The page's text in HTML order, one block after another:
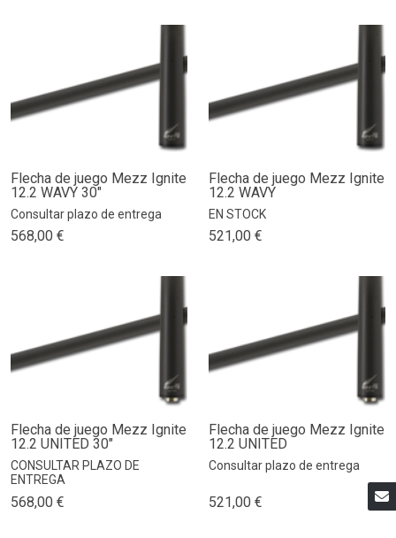
Flecha de juego Mezz Ignite
12.2 WAVY 30"
Consultar plazo de entrega
568,00 €
Flecha de juego Mezz Ignite
12.2 WAVY
EN STOCK
521,00 €
Flecha de juego Mezz Ignite
12.2 UNITED 30"
CONSULTAR PLAZO DE
ENTREGA
568,00 €
Flecha de juego Mezz Ignite
12.2 UNITED
Consultar plazo de entrega
521,00 €